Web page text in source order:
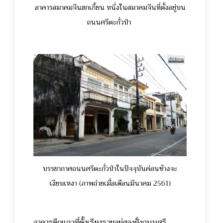
อาคารสมาคมจีนฮกเกี้ยน หนึ่งในสมาคมจีนที่ตั้งอยู่บน
ถนนศรีตะกั่วป่า
บรรยากาศถนนศรีตะกั่วป่าในปัจจุบันค่อนข้างจะ
เงียบเหงา (ภาพถ่ายเมื่อเดือนมีนาคม 2561)